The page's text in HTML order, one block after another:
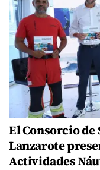
El Consorcio
Lanzarote
Actividades